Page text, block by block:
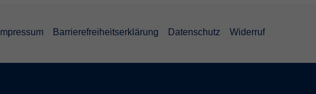
Impressum Barrierefreiheitserklärung Datenschutz Widerruf